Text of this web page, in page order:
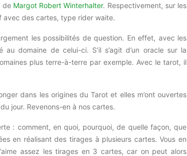
de Margot Robert Winterhalter. Respectivement, sur les
avec des cartes, type rider waite.
les possibilités de question. En effet, avec les
au domaine de celui-ci. S’il s’agit d’un oracle sur la
plus terre-à-terre par exemple. Avec le tarot, il
dans les origines du Tarot et elles m’ont ouvertes
jour. Revenons-en à nos cartes.
: comment, en quoi, pourquoi, de quelle façon, que
en réalisant des tirages à plusieurs cartes. Vous en
assez les tirages en 3 cartes, car on peut alors